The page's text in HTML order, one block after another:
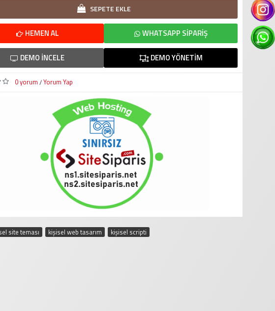
SEPETE EKLE
HEMEN AL WHATSAPP SIPARIŞ
DEMO İNCELE DEMO YÖNETIM
0 yorum /Yorum Yap
site teması kişisel web tasarım kişisel scripti